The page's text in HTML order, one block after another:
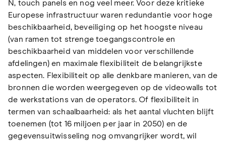
N, touch panels en nog veel meer. Voor deze kritieke
Europese infrastructuur waren redundantie voor hoge
beschikbaarheid, beveiliging op het hoogste niveau
(van ramen tot strenge toegangscontrole en
beschikbaarheid van middelen voor verschillende
afdelingen) en maximale flexibiliteit de belangrijkste
aspecten. Flexibiliteit op alle denkbare manieren, van de
bronnen die worden weergegeven op de videowalls tot
de werkstations van de operators. Of flexibiliteit in
termen van schaalbaarheid: als het aantal vluchten blijft
toenemen (tot 16 miljoen per jaar in 2050) en de
gegevensuitwisseling nog omvangrijker wordt, wil